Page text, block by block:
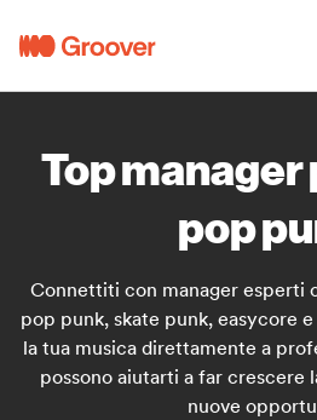
Top
pop
Connettiti con manager esperti
pop punk, skate punk, easycore
la tua musica direttamente a
possono aiutarti a far crescere
nuove